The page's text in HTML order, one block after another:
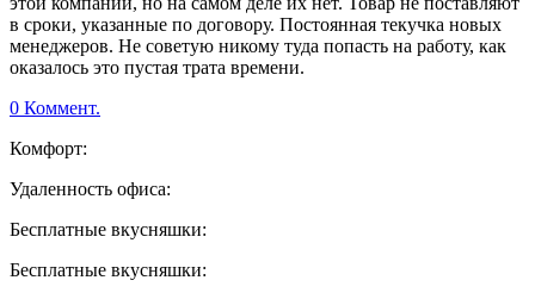
в сроки, указанные по договору. Постоянная текучка новых
менеджеров. Не советую никому туда попасть на работу, как
оказалось это пустая трата времени.
0 Коммент.
Комфорт:
Удаленность офиса:
Бесплатные вкусняшки:
Бесплатные вкусняшки: